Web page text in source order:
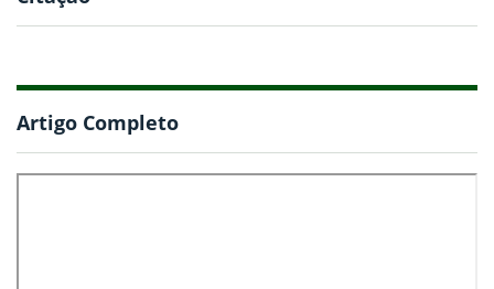
Artigo Completo